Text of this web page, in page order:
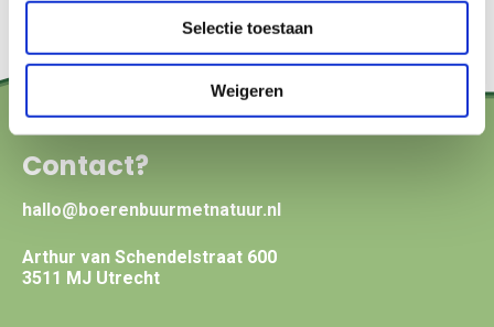
Selectie toestaan
Weigeren
Contact?
hallo@boerenbuurmetnatuur.nl
Arthur van Schendelstraat 600
3511 MJ Utrecht